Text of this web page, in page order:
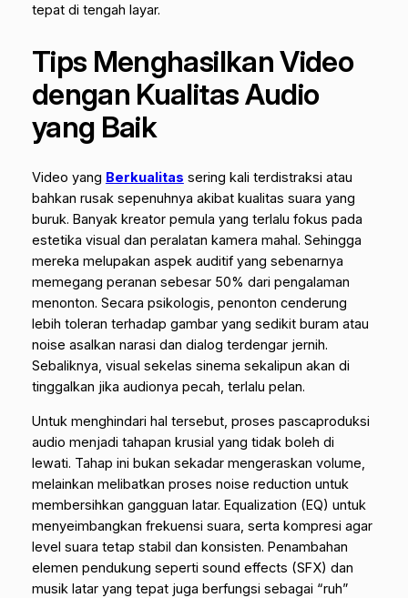
tepat di tengah layar.
Tips Menghasilkan Video
dengan Kualitas Audio
yang Baik
Video yang Berkualitas sering kali terdistraksi atau
bahkan rusak sepenuhnya akibat kualitas suara yang
buruk. Banyak kreator pemula yang terlalu fokus pada
estetika visual dan peralatan kamera mahal. Sehingga
mereka melupakan aspek auditif yang sebenarnya
memegang peranan sebesar 50% dari pengalaman
menonton. Secara psikologis, penonton cenderung
lebih toleran terhadap gambar yang sedikit buram atau
noise asalkan narasi dan dialog terdengar jernih.
Sebaliknya, visual sekelas sinema sekalipun akan di
tinggalkan jika audionya pecah, terlalu pelan.
Untuk menghindari hal tersebut, proses pascaproduksi
audio menjadi tahapan krusial yang tidak boleh di
lewati. Tahap ini bukan sekadar mengeraskan volume,
melainkan melibatkan proses noise reduction untuk
membersihkan gangguan latar. Equalization (EQ) untuk
menyeimbangkan frekuensi suara, serta kompresi agar
level suara tetap stabil dan konsisten. Penambahan
elemen pendukung seperti sound effects (SFX) dan
musik latar yang tepat juga berfungsi sebagai “ruh”